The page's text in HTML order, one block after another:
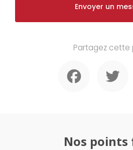
Envoyer un
Partagez cette
Nos